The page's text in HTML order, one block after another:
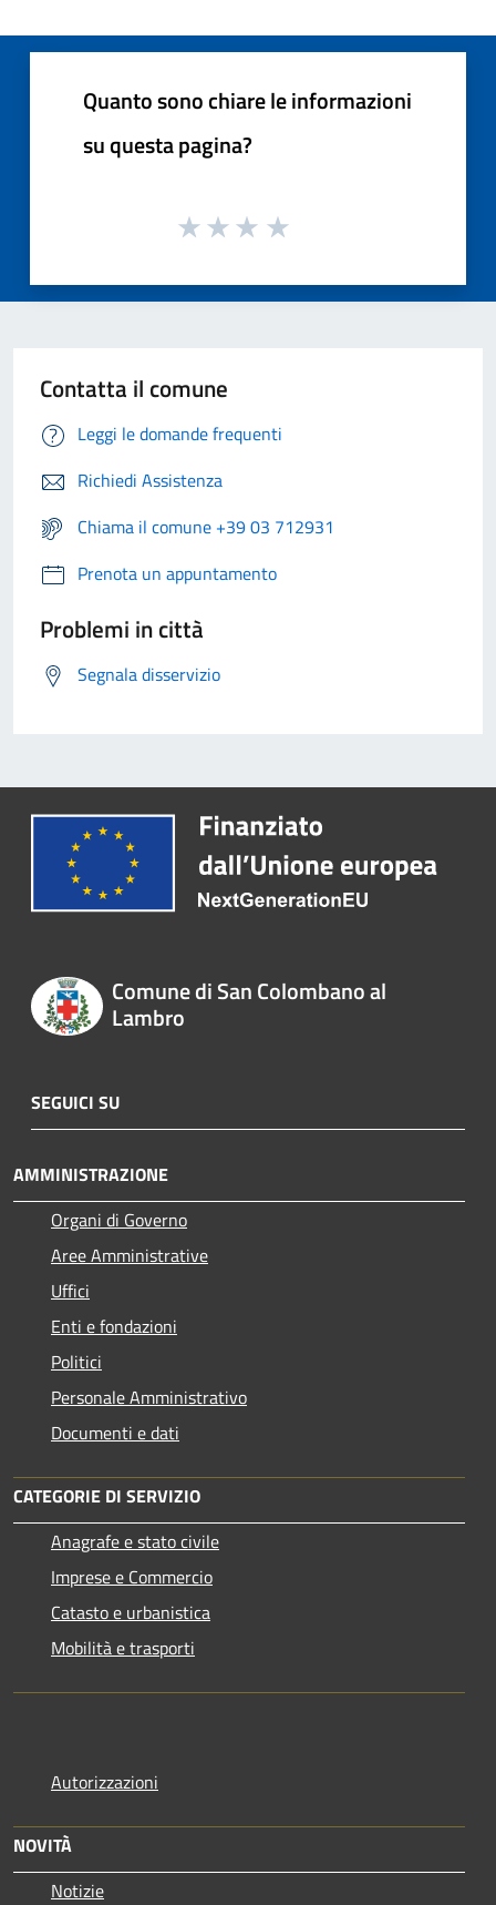
Quanto sono chiare le informazioni
su questa pagina?
Contatta il comune
Leggi le domande frequenti
Richiedi Assistenza
Chiama il comune +39 03 712931
Prenota un appuntamento
Problemi in città
Segnala disservizio
Comune di San Colombano al
Lambro
SEGUICI SU
AMMINISTRAZIONE
Organi di Governo
Aree Amministrative
Uffici
Enti e fondazioni
Politici
Personale Amministrativo
Documenti e dati
CATEGORIE DI SERVIZIO
Anagrafe e stato civile
Imprese e Commercio
Catasto e urbanistica
Mobilità e trasporti
Autorizzazioni
NOVITÀ
Notizie